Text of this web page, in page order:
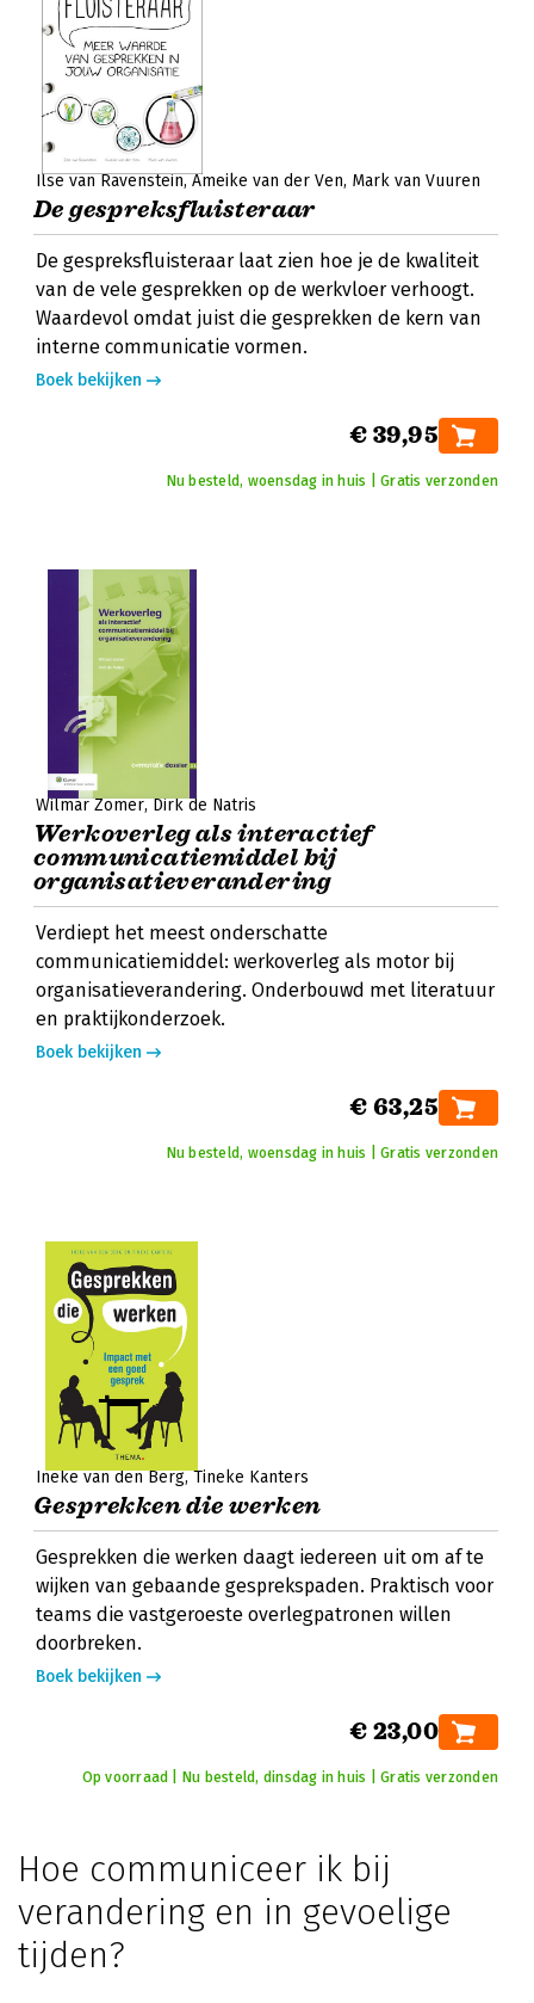
Ilse van Ravenstein Ameike van der Ven Mark van Vuuren
De gespreksfluisteraar
De gespreksfluisteraar laat zien hoe je de kwaliteit
van de vele gesprekken op de werkvloer verhoogt.
Waardevol omdat juist die gesprekken de kern van
interne communicatie vormen.
Boek bekijken
€ 39,95
Nu besteld, woensdag in huis | Gratis verzonden
Wilmar Zomer Dirk de Natris
Werkoverleg als interactief
communicatiemiddel bij
organisatieverandering
Verdiept het meest onderschatte
communicatiemiddel: werkoverleg als motor bij
organisatieverandering. Onderbouwd met literatuur
en praktijkonderzoek.
Boek bekijken
€ 63,25
Nu besteld, woensdag in huis | Gratis verzonden
Ineke van den Berg Tineke Kanters
Gesprekken die werken
Gesprekken die werken daagt iedereen uit om af te
wijken van gebaande gesprekspaden. Praktisch voor
teams die vastgeroeste overlegpatronen willen
doorbreken.
Boek bekijken
€ 23,00
Op voorraad | Nu besteld, dinsdag in huis | Gratis verzonden
Hoe communiceer ik bij
verandering en in gevoelige
tijden?